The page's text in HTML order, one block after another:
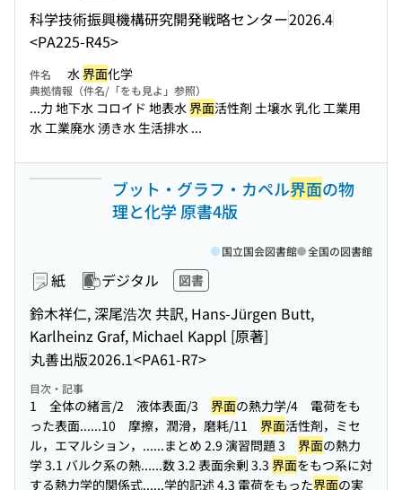
科学技術振興機構研究開発戦略センター2026.4
<PA225-R45>
件名 水 界面化学
典拠情報（件名/「をも見よ」参照）
...力 地下水 コロイド 地表水 界面活性剤 土壌水 乳化 工業用
水 工業廃水 湧き水 生活排水 ...
ブット・グラフ・カペル界面の物
理と化学 原書4版
紙 デジタル 図書
鈴木祥仁, 深尾浩次 共訳, Hans-Jürgen Butt,
Karlheinz Graf, Michael Kappl [原著]
丸善出版2026.1<PA61-R7>
国立国会図書館 全国の図書館
目次・記事
1 全体の緒言/2 液体表面/3 界面の熱力学/4 電荷をも
った表面......10 摩擦，潤滑，磨耗/11 界面活性剤，ミセ
ル，エマルション，......まとめ 2.9 演習問題 3 界面の熱力
学 3.1 バルク系の熱......数 3.2 表面余剰 3.3 界面をもつ系に対
する熱力学的関係式......学的記述 4.3 電荷をもった界面の実